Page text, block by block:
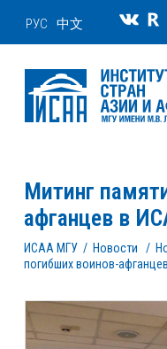
РУС 中文
Митинг
афганцев в
ИСАА МГУ / Новости /
погибших воинов-